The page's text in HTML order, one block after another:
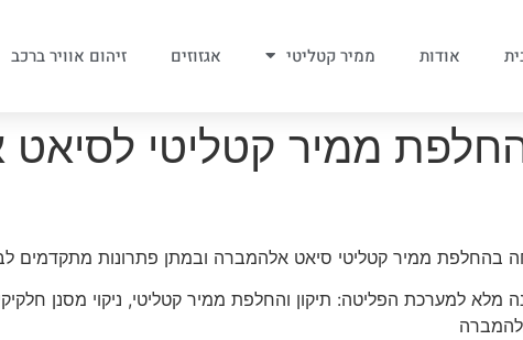
אודות ממיר קטליטי אגזוזים זיהום אוויר ברכב
ממיר קטליטי לסיאט
ממיר קטליטי סיאט אלהמברה ובמתן פתרונות מתקדמים
מלא למערכת הפליטה: תיקון והחלפת ממיר קטליטי, ניקוי מסנן